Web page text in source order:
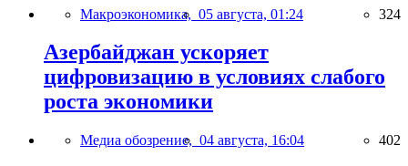
Макроэкономика, 05 августа, 01:24 324
Азербайджан ускоряет
цифровизацию в условиях слабого
роста экономики
Медиа обозрение, 04 августа, 16:04 402